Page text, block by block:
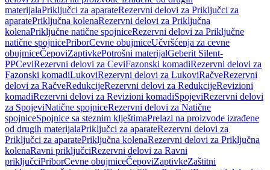
materijalaPriključci za aparateRezervni delovi za Priključci za
aparatePriključna kolenaRezervni delovi za Priključna
kolenaPriključne natične spojniceRezervni delovi za Priključne
natične spojnicePriborCevne obujmiceUčvršćenja za cevne
obujmiceČepoviZaptivkePotrošni materijalGeberit Silent-
PPCeviRezervni delovi za CeviFazonski komadiRezervni delovi za
Fazonski komadiLukoviRezervni delovi za LukoviRačveRezervni
delovi za RačveRedukcijeRezervni delovi za RedukcijeRevizioni
komadiRezervni delovi za Revizioni komadiSpojeviRezervni delovi
za SpojeviNatične spojniceRezervni delovi za Natične
spojniceSpojnice sa steznim klještimaPrelazi na proizvode izrađene
od drugih materijalaPriključci za aparateRezervni delovi za
Priključci za aparatePriključna kolenaRezervni delovi za Priključna
kolenaRavni priključciRezervni delovi za Ravni
priključciPriborCevne obujmiceČepoviZaptivkeZaštitni